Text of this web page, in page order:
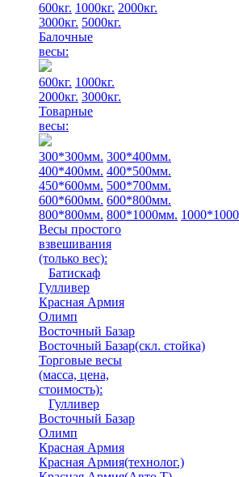
600кг. 1000кг. 2000кг.
3000кг. 5000кг.
Балочные
весы:
600кг. 1000кг.
2000кг. 3000кг.
Товарные
весы:
300*300мм. 300*400мм.
400*400мм. 400*500мм.
450*600мм. 500*700мм.
600*600мм. 600*800мм.
800*800мм. 800*1000мм.
Весы простого
взвешивания
(только вес):
Батискаф
Гулливер
Красная Армия
Олимп
Восточный Базар
Восточный Базар(скл. стойка)
Торговые весы
(масса, цена,
стоимость):
Гулливер
Восточный Базар
Олимп
Красная Армия
Красная Армия(технолог.)